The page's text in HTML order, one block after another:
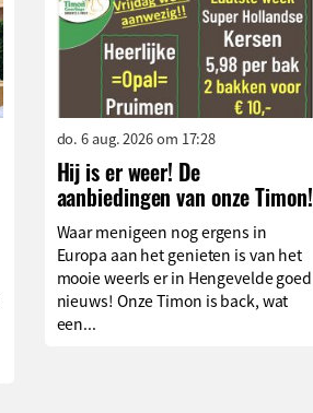
do. 6 aug. 2026 om 17:28
Hij is er weer! De
aanbiedingen van onze Timon!
Waar menigeen nog ergens in
Europa aan het genieten is van het
mooie weerIs er in Hengevelde goed
nieuws! Onze Timon is back, wat
een...